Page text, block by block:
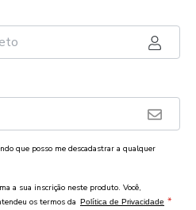
que posso me descadastrar a qualquer
a sua inscrição neste produto. Você,
os termos da Política de Privacidade *